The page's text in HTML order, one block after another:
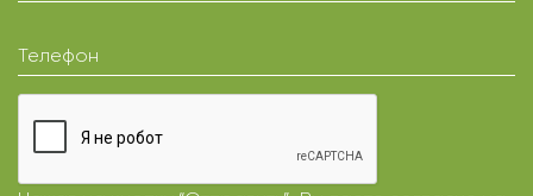
Телефон